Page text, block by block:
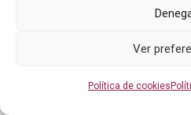
Ver
Política de cookies